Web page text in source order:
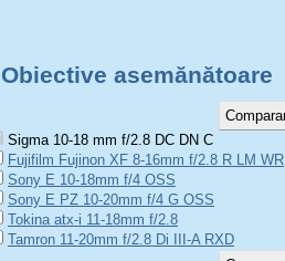
Obiective asemănătoare
Sigma 10-18 mm f/2.8 DC DN C
Fujifilm Fujinon XF 8-16mm f/2.8 R LM WR
Sony E 10-18mm f/4 OSS
Sony E PZ 10-20mm f/4 G OSS
Tokina atx-i 11-18mm f/2.8
Tamron 11-20mm f/2.8 Di III-A RXD